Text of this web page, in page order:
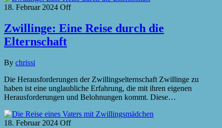
18. Februar 2024 Off
Zwillinge: Eine Reise durch die
Elternschaft
By chrissi
Die Herausforderungen der Zwillingselternschaft Zwillinge zu
haben ist eine unglaubliche Erfahrung, die mit ihren eigenen
Herausforderungen und Belohnungen kommt. Diese…
18. Februar 2024 Off